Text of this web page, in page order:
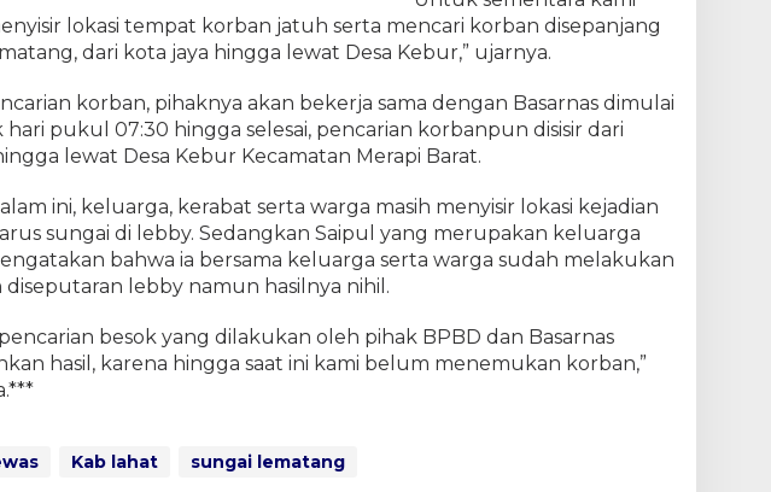
lokasi tempat korban jatuh serta mencari korban disepanjang
dari kota jaya hingga lewat Desa Kebur,” ujarnya.
korban, pihaknya akan bekerja sama dengan Basarnas dimulai
hari pukul 07:30 hingga selesai, pencarian korbanpun disisir dari
lewat Desa Kebur Kecamatan Merapi Barat.
ini, keluarga, kerabat serta warga masih menyisir lokasi kejadian
sungai di lebby. Sedangkan Saipul yang merupakan keluarga
bahwa ia bersama keluarga serta warga sudah melakukan
diseputaran lebby namun hasilnya nihil.
besok yang dilakukan oleh pihak BPBD dan Basarnas
hasil, karena hingga saat ini kami belum menemukan korban,”
Kab lahat sungai lematang